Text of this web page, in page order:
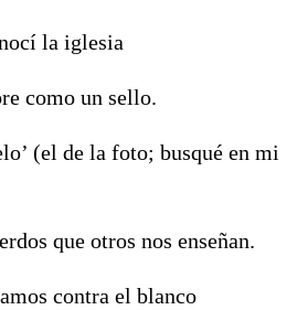
la iglesia
como un sello.
(el de la foto; busqué en mi
que otros nos enseñan.
contra el blanco